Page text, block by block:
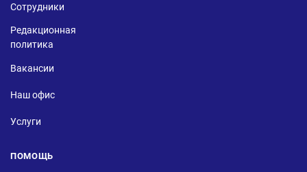
Сотрудники
Редакционная
политика
Вакансии
Наш офис
Услуги
ПОМОЩЬ